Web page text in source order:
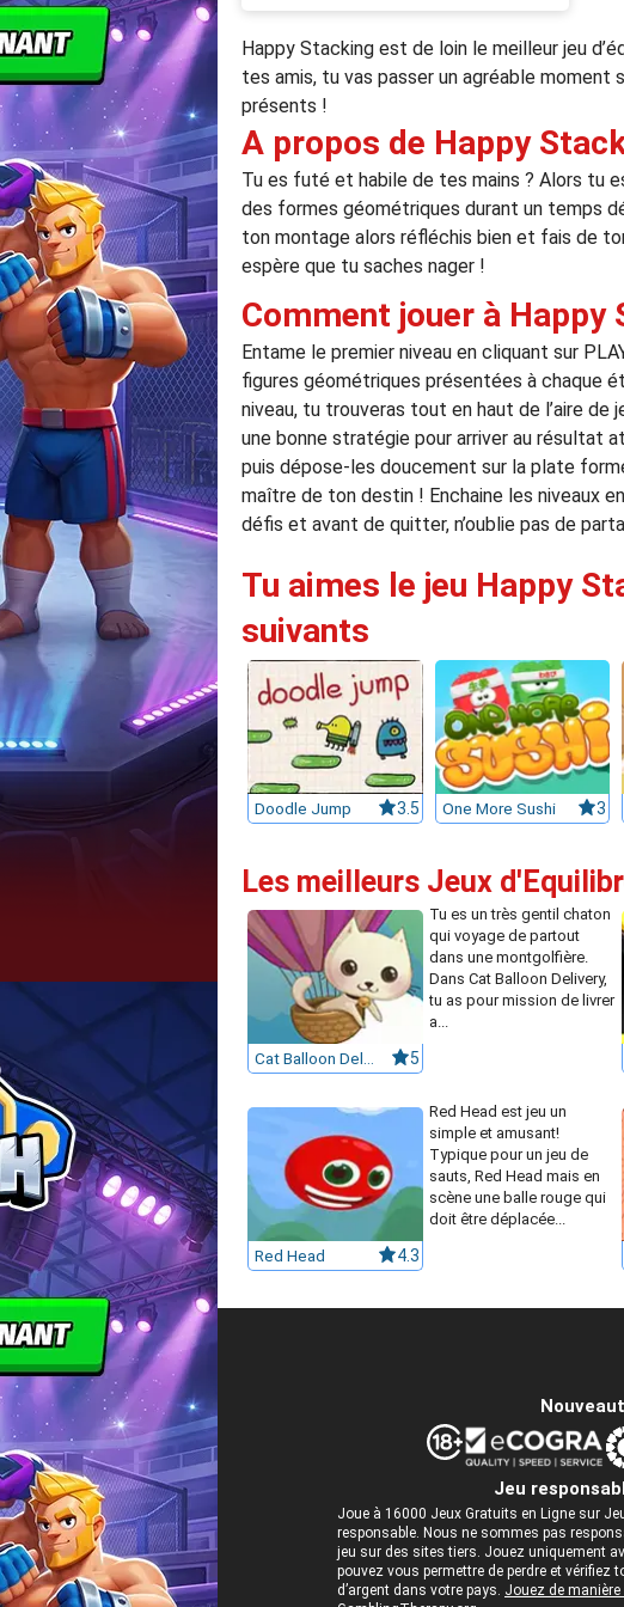
Happy Stacking est de loin le meilleur jeu
tes amis, tu vas passer un agréable moment
présents !
A propos de Happy
Tu es futé et habile de tes mains ? Alors tu
des formes géométriques durant un temps
ton montage alors réfléchis bien et fais de
espère que tu saches nager !
Comment jouer à Happy
Entame le premier niveau en cliquant sur
figures géométriques présentées à chaque
niveau, tu trouveras tout en haut de l’aire
une bonne stratégie pour arriver au résultat
puis dépose-les doucement sur la plate
maître de ton destin ! Enchaine les niveaux
défis et avant de quitter, n’oublie pas de
Tu aimes le jeu Happy
suivants
Doodle Jump 3.5 One More Sushi 3
Les meilleurs Jeux
Cat Balloon Delivery 5
Tu es un très gentil chaton
qui voyage de partout
dans une montgolfière.
Dans Cat Balloon Delivery,
tu as pour mission de livrer
a...
Red Head 4.3
Red Head est jeu un
simple et amusant!
Typique pour un jeu de
sauts, Red Head mais en
scène une balle rouge qui
doit être déplacée...
Jeu
Joue à 16000 Jeux Gratuits en Ligne sur
responsable. Nous ne sommes pas
jeu sur des sites tiers. Jouez uniquement
pouvez vous permettre de perdre et vérifiez
d’argent dans votre pays. Jouez de